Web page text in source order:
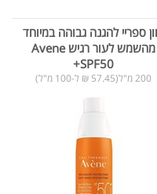
ספריי להגנה גבוהה במיוחד
מהשמש לעור רגיש Avene
+SPF50
200 מ"ל(57.45 ₪ ל-100 מ"ל)